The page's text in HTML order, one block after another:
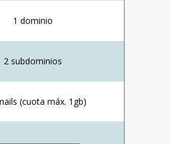
1 dominio
2 subdominios
(cuota máx. 1gb)